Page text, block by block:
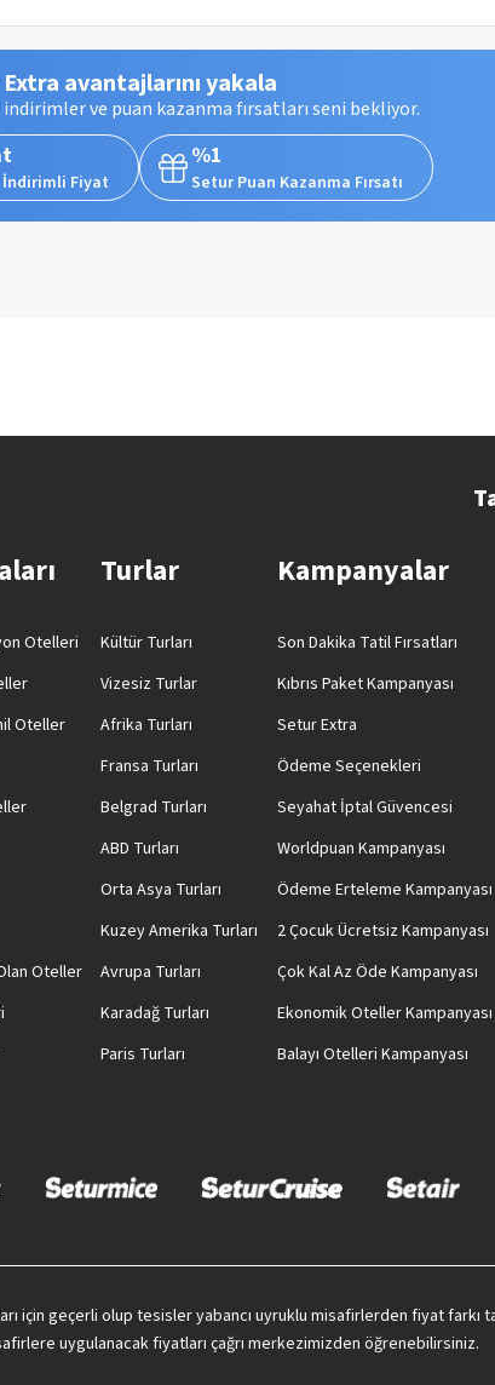
avantajlarını yakala
ve puan kazanma fırsatları seni bekliyor.
İndirimli Fiyat
%1
Setur Puan Kazanma Fırsatı
Otelleri
Oteller
Oteller
Turlar
Kültür Turları
Vizesiz Turlar
Afrika Turları
Fransa Turları
Belgrad Turları
ABD Turları
Orta Asya Turları
Kuzey Amerika Turları
Avrupa Turları
Karadağ Turları
Paris Turları
Kampanyalar
Son Dakika Tatil Fırsatları
Kıbrıs Paket Kampanyası
Setur Extra
Ödeme Seçenekleri
Seyahat İptal Güvencesi
Worldpuan Kampanyası
Ödeme Erteleme Kampanyası
2 Çocuk Ücretsiz Kampanyası
Çok Kal Az Öde Kampanyası
Ekonomik Oteller Kampanyası
Balayı Otelleri Kampanyası
için geçerli olup tesisler yabancı uyruklu misafirlerden fiyat farkı
uygulanacak fiyatları çağrı merkezimizden öğrenebilirsiniz.